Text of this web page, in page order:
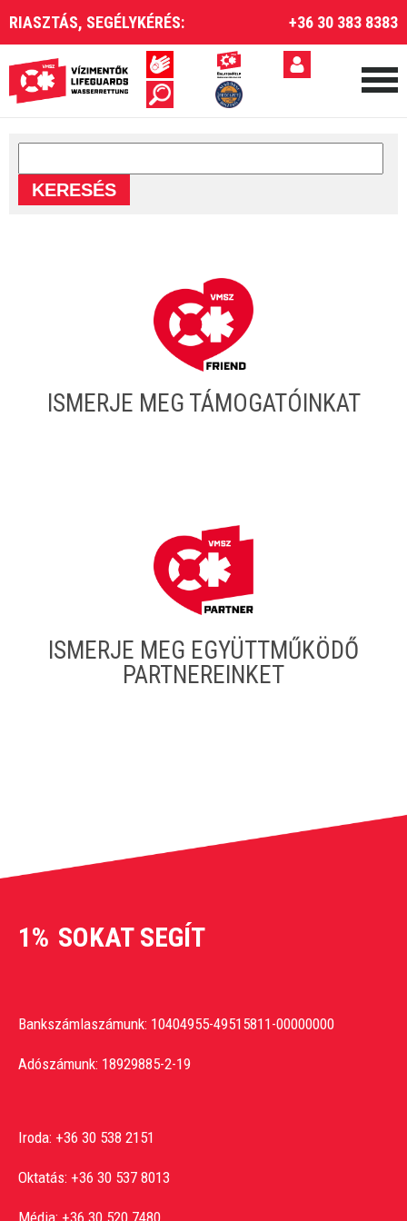
RIASZTÁS, SEGÉLYKÉRÉS: +36 30 383 8383
ISMERJE MEG TÁMOGATÓINKAT
ISMERJE MEG EGYÜTTMŰKÖDŐ
PARTNEREINKET
1% SOKAT SEGÍT
Bankszámlaszámunk: 10404955-49515811-00000000
Adószámunk: 18929885-2-19
Iroda: +36 30 538 2151
Oktatás: +36 30 537 8013
Média: +36 30 520 7480